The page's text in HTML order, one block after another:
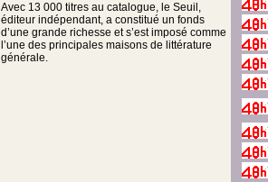
Avec 13 000 titres au catalogue, le Seuil,
éditeur indépendant, a constitué un fonds
d’une grande richesse et s’est imposé comme
l’une des principales maisons de littérature
générale.